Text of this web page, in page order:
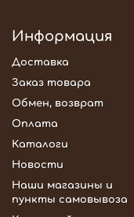
Информация
Доставка
Заказ товара
Обмен, возврат
Оплата
Каталоги
Новости
Наши магазины и
пункты самовывоза